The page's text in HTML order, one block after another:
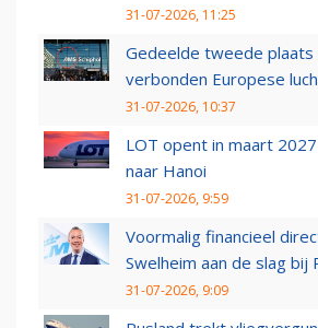
31-07-2026, 11:25
Gedeelde tweede plaats
verbonden Europese
31-07-2026, 10:37
LOT opent in maart
naar Hanoi
31-07-2026, 9:59
Voormalig financieel
Swelheim aan de slag bij
31-07-2026, 9:09